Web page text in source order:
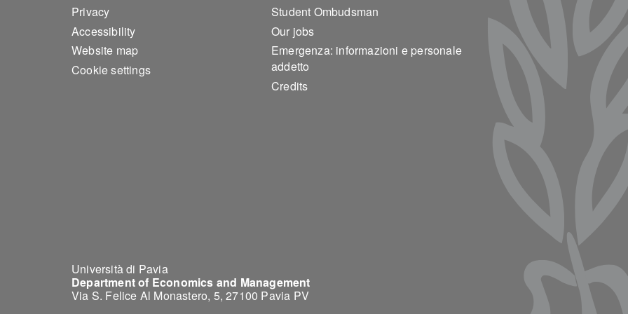
Privacy
Accessibility
Website map
Cookie settings
Student Ombudsman
Our jobs
Emergenza: informazioni e personale
addetto
Credits
Università di Pavia
Department of Economics and Management
Via S. Felice Al Monastero, 5, 27100 Pavia PV